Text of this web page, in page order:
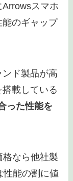
スマホ
のギャップ
ド製品が高
載している
った性能を
なら他社製
性能の割に値